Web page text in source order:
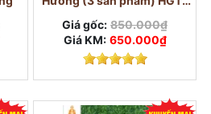
tồn trong tình yêu.
Biểu trưng cho sự thông
niềm tin trong tình yêu.
Giá gốc: 850.000₫
Giá KM: 650.000₫